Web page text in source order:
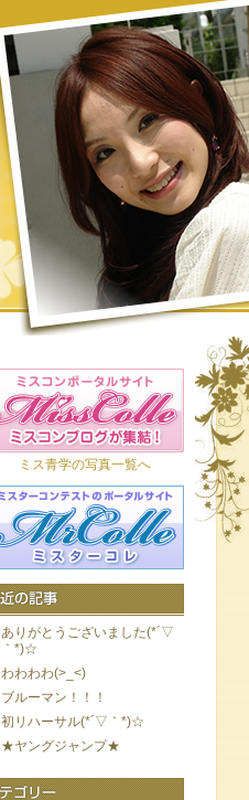
ミス青学の写真一覧へ
ありがとうございました(*´▽
｀*)☆
わわわわ(>_<)
ブルーマン！！！
初リハーサル(*´▽｀*)☆
★ヤングジャンプ★